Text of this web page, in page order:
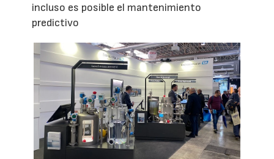
incluso es posible el mantenimiento
predictivo